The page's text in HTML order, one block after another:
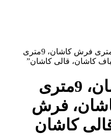
محصولات برچسب خورده “9متری فرش کاشان، 9متری
کاشان، قالی کاشان”
9متری فرش کاشان، 9متری
فرش
کاشان